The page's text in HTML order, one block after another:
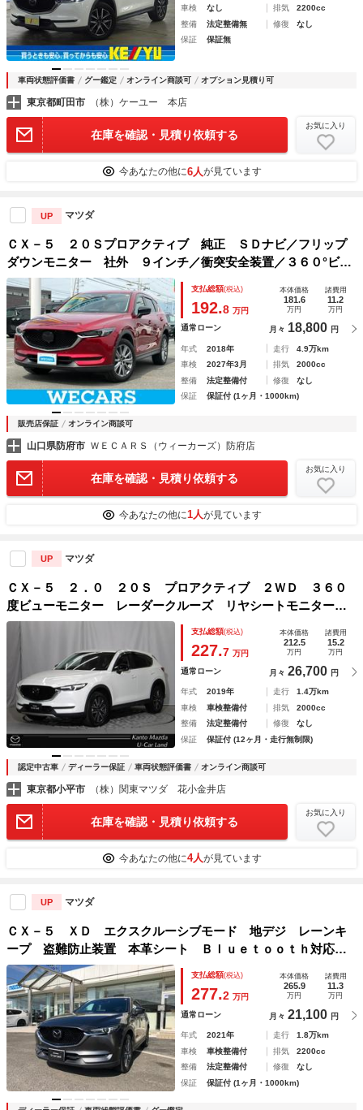
車検
なし 排気
2200cc
整備
法定整備無 修復
なし
保証
保証無
車両状態評価書 グー鑑定 オンライン商談可 オプション見積り可
東京都町田市 （株）ケーユー 本店
在庫を確認・見積り依頼する
お気に入り
今あなたの他に6人が見ています
UP マツダ
ＣＸ－５ ２０Ｓプロアクティブ 純正 ＳＤナビ／フリップ
ダウンモニター 社外 ９インチ／衝突安全装置／３６０°ビュ
ーモニター／車線逸脱防止支援システム／ドライブレコーダ
ー 純正／ヘッドランプ ＬＥＤ／Ｂｌｕｅｔｏｏｔｈ接続
支払総額(税込)
192.8 万円
本体価格
181.6
万円
諸費用
11.2
万円
通常ローン 月々 18,800 円
年式 2018年 走行
4.9万km
車検
2027年3月 排気
2000cc
整備
法定整備付 修復
なし
保証
保証付 (1ヶ月・1000km)
販売店保証 オンライン商談可
山口県防府市 ＷＥＣＡＲＳ（ウィーカーズ）防府店
在庫を確認・見積り依頼する
お気に入り
今あなたの他に1人が見ています
UP マツダ
ＣＸ－５ ２．０ ２０Ｓ プロアクティブ ２ＷＤ ３６０
度ビューモニター レーダークルーズ リヤシートモニター
ステアリングヒーター シートヒーター パワーリフトゲー
ト ブレーキサポート フロントカメラ Ｂｌｕｅｔｏｏｔｈ
オーディオ エアコン
支払総額(税込)
227.7 万円
本体価格
212.5
万円
諸費用
15.2
万円
通常ローン 月々 26,700 円
年式 2019年 走行
1.4万km
車検
車検整備付 排気
2000cc
整備
法定整備付 修復
なし
保証
保証付 (12ヶ月・走行無制限)
認定中古車 ディーラー保証 車両状態評価書 オンライン商談可
東京都小平市 （株）関東マツダ 花小金井店
在庫を確認・見積り依頼する
お気に入り
今あなたの他に4人が見ています
UP マツダ
ＣＸ－５ ＸＤ エクスクルーシブモード 地デジ レーンキ
ープ 盗難防止装置 本革シート Ｂｌｕｅｔｏｏｔｈ対応
キーレス ＬＥＤ クリアランスソナー ミュージックプレイ
ヤー接続可 ＵＳＢ サイドカメラ 禁煙車 エアシート オ
ートＬＥＤ
支払総額(税込)
277.2 万円
本体価格
265.9
万円
諸費用
11.3
万円
通常ローン 月々 21,100 円
年式 2021年 走行
1.8万km
車検
車検整備付 排気
2200cc
整備
法定整備付 修復
なし
保証
保証付 (1ヶ月・1000km)